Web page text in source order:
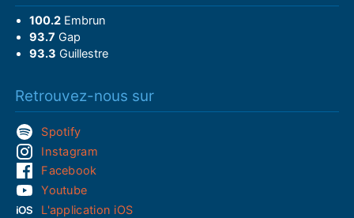
100.2Embrun
93.7 Gap
93.3 Guillestre
Retrouvez-nous sur
Spotify
Instagram
Facebook
Youtube
L'application iOS